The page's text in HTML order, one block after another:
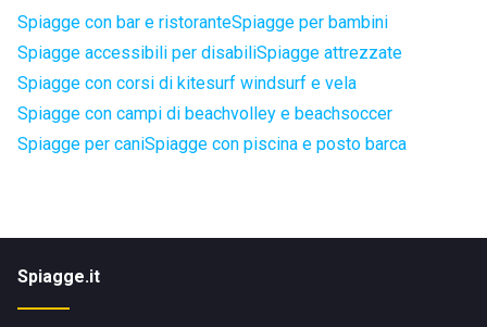
Spiagge con bar e ristoranteSpiagge per bambini
Spiagge accessibili per disabiliSpiagge attrezzate
Spiagge con corsi di kitesurf windsurf e vela
Spiagge con campi di beachvolley e beachsoccer
Spiagge per caniSpiagge con piscina e posto barca
Spiagge.it